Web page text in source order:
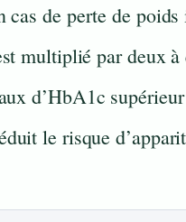
de perte de
multiplié par deux à
d’HbA1c
le risque